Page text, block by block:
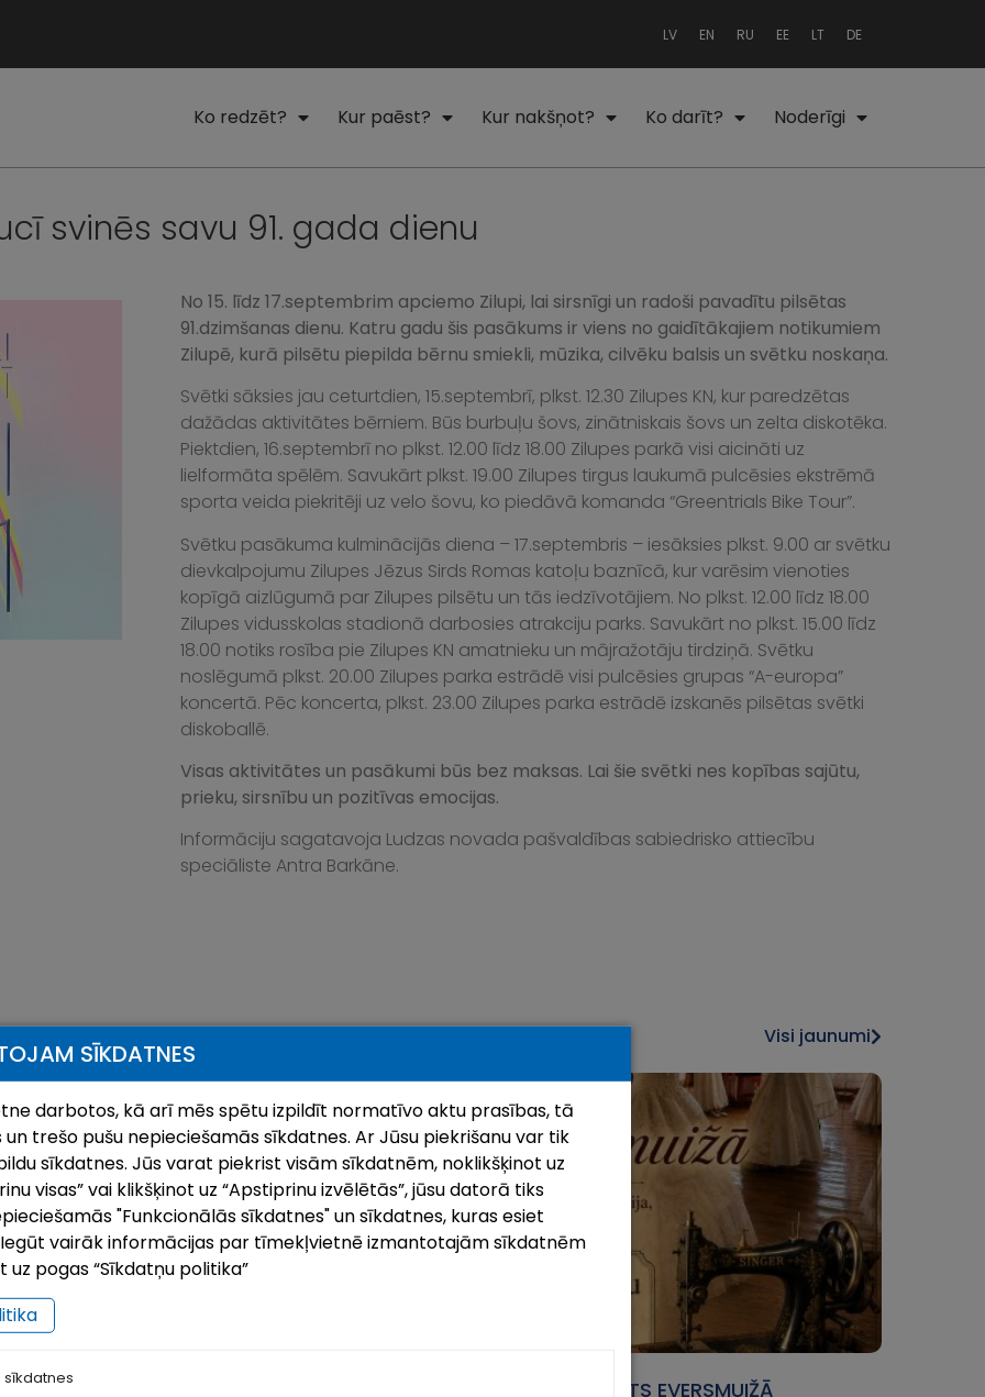
LV EN RU EE LT DE
Ko redzēt? Kur paēst? Kur nakšņot? Ko darīt? Noderīgi
svinēs savu 91. gada dienu
No 15. līdz 17.septembrim apciemo Zilupi, lai sirsnīgi un radoši pavadītu pilsētas
91.dzimšanas dienu. Katru gadu šis pasākums ir viens no gaidītākajiem notikumiem
Zilupē, kurā pilsētu piepilda bērnu smiekli, mūzika, cilvēku balsis un svētku noskaņa.
Svētki sāksies jau ceturtdien, 15.septembrī, plkst. 12.30 Zilupes KN, kur paredzētas
dažādas aktivitātes bērniem. Būs burbuļu šovs, zinātniskais šovs un zelta diskotēka.
Piektdien, 16.septembrī no plkst. 12.00 līdz 18.00 Zilupes parkā visi aicināti uz
lielformāta spēlēm. Savukārt plkst. 19.00 Zilupes tirgus laukumā pulcēsies ekstrēmā
sporta veida piekritēji uz velo šovu, ko piedāvā komanda “Greentrials Bike Tour”.
Svētku pasākuma kulminācijās diena – 17.septembris – iesāksies plkst. 9.00 ar svētku
dievkalpojumu Zilupes Jēzus Sirds Romas katoļu baznīcā, kur varēsim vienoties
kopīgā aizlūgumā par Zilupes pilsētu un tās iedzīvotājiem. No plkst. 12.00 līdz 18.00
Zilupes vidusskolas stadionā darbosies atrakciju parks. Savukārt no plkst. 15.00 līdz
18.00 notiks rosība pie Zilupes KN amatnieku un mājražotāju tirdziņā. Svētku
noslēgumā plkst. 20.00 Zilupes parka estrādē visi pulcēsies grupas “A-europa”
koncertā. Pēc koncerta, plkst. 23.00 Zilupes parka estrādē izskanēs pilsētas svētki
diskoballē.
Visas aktivitātes un pasākumi būs bez maksas. Lai šie svētki nes kopības sajūtu,
prieku, sirsnību un pozitīvas emocijas.
Informāciju sagatavoja Ludzas novada pašvaldības sabiedrisko attiecību
speciāliste Antra Barkāne.
Visi jaunumi
svētki`26 | Ludzai 849 KĀZU TĒRPU STĀSTS EVERSMUIŽĀ
SĪKDATNES
darbotos, kā arī mēs spētu izpildīt normatīvo aktu prasības, tā
trešo pušu nepieciešamās sīkdatnes. Ar Jūsu piekrišanu var tik
sīkdatnes. Jūs varat piekrist visām sīkdatnēm, noklikšķinot uz
visas” vai klikšķinot uz “Apstiprinu izvēlētās”, jūsu datorā tiks
"Funkcionālās sīkdatnes" un sīkdatnes, kuras esiet
vairāk informācijas par tīmekļvietnē izmantotajām sīkdatnēm
uz pogas “Sīkdatņu politika”
sīkdatnes